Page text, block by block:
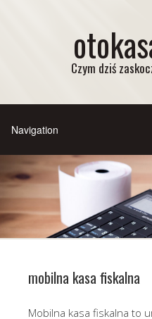
Czym dziś
mobilna kasa fiskalna
Mobilna kasa fiskalna to